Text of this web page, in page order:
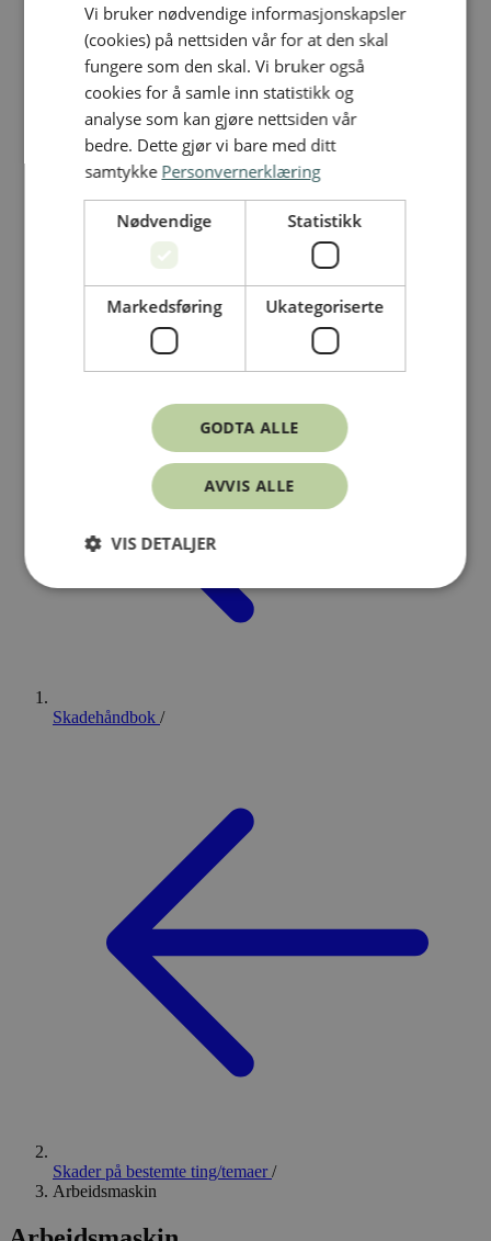
Meny
Skadehåndbok /
Skader på bestemte ting/temaer/
Arbeidsmaskin
ENGLISH
Vi bruker nødvendige informasjonskapsler
(cookies) på nettsiden vår for at den skal
fungere som den skal. Vi bruker også
cookies for å samle inn statistikk og
analyse som kan gjøre nettsiden vår
bedre. Dette gjør vi bare med ditt
samtykke Personvernerklæring
Nødvendige Statistikk
Markedsføring Ukategoriserte
GODTA ALLE
AVVIS ALLE
VIS DETALJER